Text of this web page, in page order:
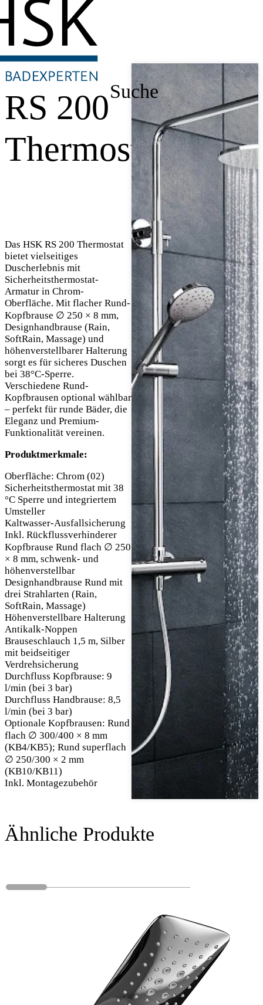
Suche
RS 200
Thermostat
Das HSK RS 200 Thermostat
bietet vielseitiges
Duscherlebnis mit
Sicherheitsthermostat-
Armatur in Chrom-
Oberfläche. Mit flacher Rund-
Kopfbrause ∅ 250 × 8 mm,
Designhandbrause (Rain,
SoftRain, Massage) und
höhenverstellbarer Halterung
sorgt es für sicheres Duschen
bei 38°C-Sperre.
Verschiedene Rund-
Kopfbrausen optional wählbar
– perfekt für runde Bäder, die
Eleganz und Premium-
Funktionalität vereinen.
Produktmerkmale:
Oberfläche: Chrom (02)
Sicherheitsthermostat mit 38
°C Sperre und integriertem
Umsteller
Kaltwasser-Ausfallsicherung
Inkl. Rückflussverhinderer
Kopfbrause Rund flach ∅ 250
× 8 mm, schwenk- und
höhenverstellbar
Designhandbrause Rund mit
drei Strahlarten (Rain,
SoftRain, Massage)
Höhenverstellbare Halterung
Antikalk-Noppen
Brauseschlauch 1,5 m, Silber
mit beidseitiger
Verdrehsicherung
Durchfluss Kopfbrause: 9
l/min (bei 3 bar)
Durchfluss Handbrause: 8,5
l/min (bei 3 bar)
Optionale Kopfbrausen: Rund
flach ∅ 300/400 × 8 mm
(KB4/KB5); Rund superflach
∅ 250/300 × 2 mm
(KB10/KB11)
Inkl. Montagezubehör
Ähnliche Produkte